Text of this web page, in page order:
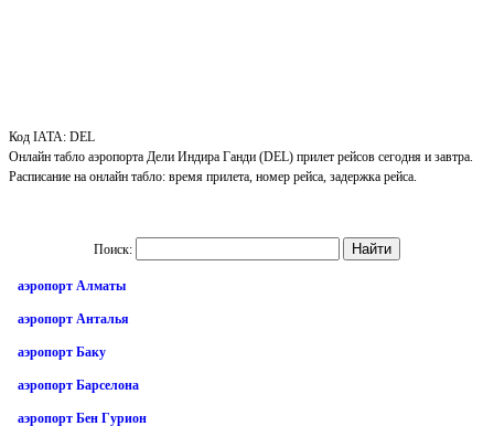
Код IATA: DEL
Онлайн табло аэропорта Дели Индира Ганди (DEL) прилет рейсов сегодня и завтра.
Расписание на онлайн табло: время прилета, номер рейса, задержка рейса.
Поиск:
аэропорт Алматы
аэропорт Анталья
аэропорт Баку
аэропорт Барселона
аэропорт Бен Гурион